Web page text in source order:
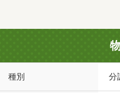
種別 分